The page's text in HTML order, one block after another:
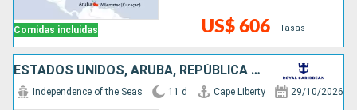
Comidas incluidas US$ 606 +Tasas
ESTADOS UNIDOS, ARUBA, REPÚBLICA DOMINICANA
Independence of the Seas 11 d Cape Liberty 29/10/2026